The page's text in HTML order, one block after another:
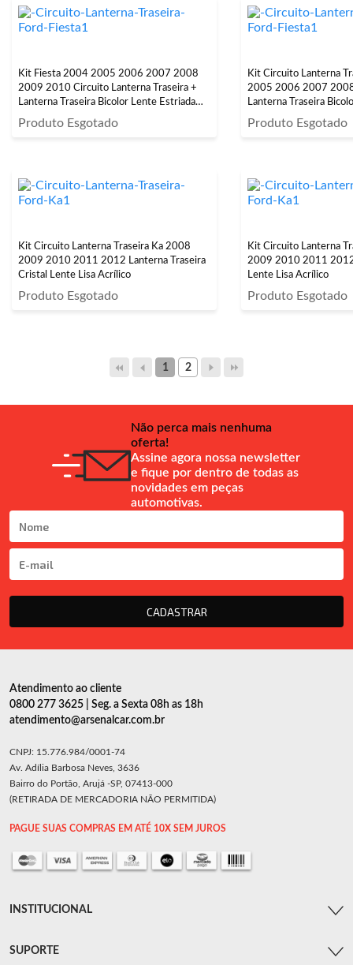
Kit Fiesta 2004 2005 2006 2007 2008
2009 2010 Circuito Lanterna Traseira +
Lanterna Traseira Bicolor Lente Estriada
Acrílico
Produto Esgotado
Kit Circuito Lanterna
2005 2006 2007
Lanterna Traseira
Produto Esgotado
Kit Circuito Lanterna Traseira Ka 2008
2009 2010 2011 2012 Lanterna Traseira
Cristal Lente Lisa Acrílico
Produto Esgotado
Kit Circuito Lanterna
2009 2010 2011 2012
Lente Lisa Acrílico
Produto Esgotado
1 2
Não perca mais nenhuma
oferta!
Assine agora nossa newsletter
e fique por dentro de todas as
novidades em peças
automotivas.
CADASTRAR
Atendimento ao cliente
0800 277 3625 | Seg. a Sexta 08h as 18h
atendimento@arsenalcar.com.br
CNPJ: 15.776.984/0001-74
Av. Adília Barbosa Neves, 3636
Bairro do Portão, Arujá -SP, 07413-000
(RETIRADA DE MERCADORIA NÃO PERMITIDA)
PAGUE SUAS COMPRAS EM ATÉ 10X SEM JUROS
INSTITUCIONAL
SUPORTE